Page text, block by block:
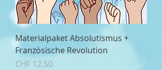
Materialpaket Absolutismus +
Französische Revolution
Preis
CHF 12.50